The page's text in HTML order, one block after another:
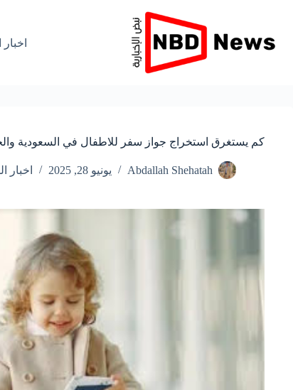
كم يستغرق استخراج جواز سفر للاطفال في السعودية
Abdallah Shehatah يونيو 28, 2025 اخبار